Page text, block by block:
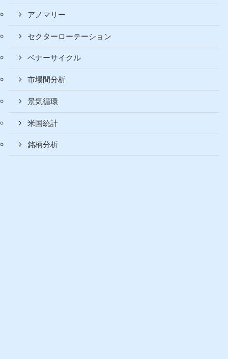
書評
未分類
節約
アセットアロケーション
アノマリー
セクターローテーション